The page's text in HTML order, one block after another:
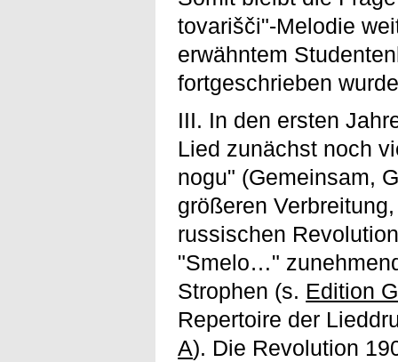
tovarišči"-Melodie
erwähntem
fortgeschrieben
III. In den ersten
Lied zunächst noch
nogu" (Gemeinsam,
größeren
russischen
"Smelo…"
Strophen (s. Edition G
Repertoire der
A). Die Revolution